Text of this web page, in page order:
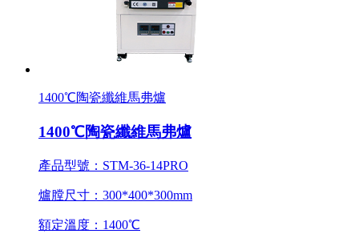
1400℃陶瓷纖維馬弗爐
1400℃陶瓷纖維馬弗爐
產品型號：STM-36-14PRO
爐膛尺寸：300*400*300mm
額定溫度：1400℃